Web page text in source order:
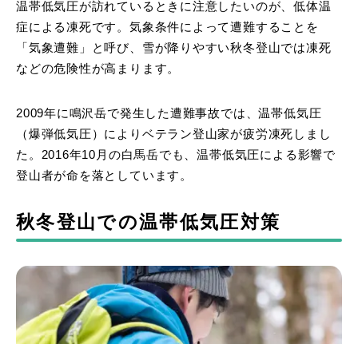
温帯低気圧が訪れているときに注意したいのが、低体温
症による凍死です。気象条件によって遭難することを
「気象遭難」と呼び、雪が降りやすい秋冬登山では凍死
などの危険性が高まります。
2009年に鳴沢岳で発生した遭難事故では、温帯低気圧
（爆弾低気圧）によりベテラン登山家が疲労凍死しまし
た。2016年10月の白馬岳でも、温帯低気圧による影響で
登山者が命を落としています。
秋冬登山での温帯低気圧対策